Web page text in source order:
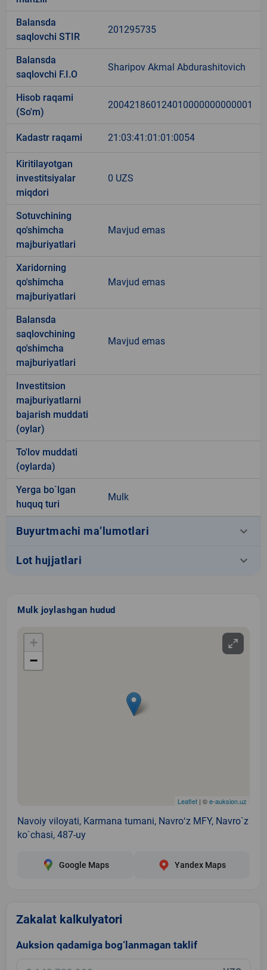
Balansda
saqlovchi STIR
201295735
Balansda
saqlovchi F.I.O
Sharipov Akmal Abdurashitovich
Hisob raqami
(So'm)
200421860124010000000000001
Kadastr raqami 21:03:41:01:01:0054
Kiritilayotgan
investitsiyalar
miqdori
0 UZS
Sotuvchining
qo'shimcha
majburiyatlari
Mavjud emas
Xaridorning
qo'shimcha
majburiyatlari
Mavjud emas
Balansda
saqlovchining
qo'shimcha
majburiyatlari
Mavjud emas
Investitsion
majburiyatlarni
bajarish muddati
(oylar)
To'lov muddati
(oylarda)
Yerga bo`lgan
huquq turi
Mulk
Buyurtmachi ma’lumotlari keyboard_arrow_down
Lot hujjatlari keyboard_arrow_down
Mulk joylashgan hudud
+
−
Leaflet | ©e-auksion.uz
Navoiy viloyati, Karmana tumani, Navroʻz MFY, Navro`z
ko`chasi, 487-uy
Google Maps Yandex Maps
Zakalat kalkulyatori
Auksion qadamiga bog‘lanmagan taklif